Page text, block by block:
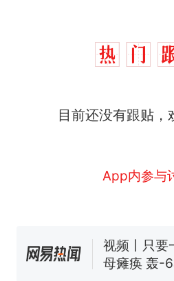
目前还没有跟贴，
App内参与
十多万
全部作废，
眼了……
空调24小时
佛山一中学
试前13名均